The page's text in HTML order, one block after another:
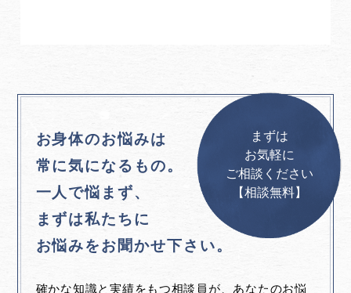
お身体のお悩みは
常に気になるもの。
一人で悩まず、
まずは私たちに
お悩みをお聞かせ下さい。
確かな知識と実績をもつ相談員が、あなたのお悩
まずは
お気軽に
ご相談ください
【相談無料】